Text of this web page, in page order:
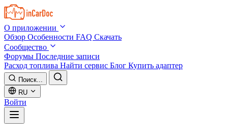
Skip to main content
О приложении
Обзор Особенности FAQ Скачать
Сообщество
Форумы Последние записи
Расход топлива Найти сервис Блог Купить адаптер
Поиск...
RU
Войти